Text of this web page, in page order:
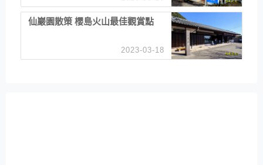
仙巖園散策 櫻島火山最佳觀賞點
2023-03-18